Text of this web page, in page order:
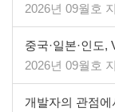
2026년 09월호
중국·일본·인도,
2026년 09월호
개발자의 관점